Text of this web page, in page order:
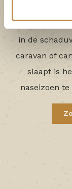
met uw
in de
caravan of
slaapt is
naseizoen